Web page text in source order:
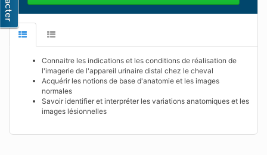
Connaitre les indications et les conditions de réalisation de
l'imagerie de l'appareil urinaire distal chez le cheval
Acquérir les notions de base d'anatomie et les images
normales
Savoir identifier et interpréter les variations anatomiques et les
images lésionnelles